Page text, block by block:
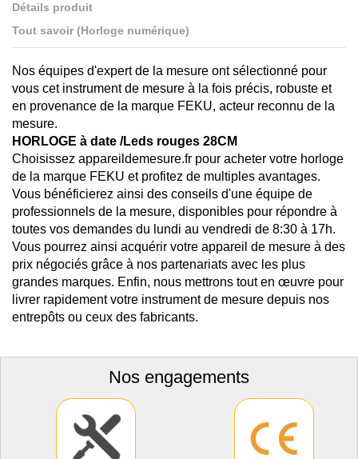
Détails produit
Tout savoir (Horloge numérique)
Nos équipes d'expert de la mesure ont sélectionné pour
vous cet instrument de mesure à la fois précis, robuste et
en provenance de la marque FEKU, acteur reconnu de la
mesure.
HORLOGE à date /Leds rouges 28CM
Choisissez appareildemesure.fr pour acheter votre horloge
de la marque FEKU et profitez de multiples avantages.
Vous bénéficierez ainsi des conseils d'une équipe de
professionnels de la mesure, disponibles pour répondre à
toutes vos demandes du lundi au vendredi de 8:30 à 17h.
Vous pourrez ainsi acquérir votre appareil de mesure à des
prix négociés grâce à nos partenariats avec les plus
grandes marques. Enfin, nous mettrons tout en œuvre pour
livrer rapidement votre instrument de mesure depuis nos
entrepôts ou ceux des fabricants.
Nos engagements